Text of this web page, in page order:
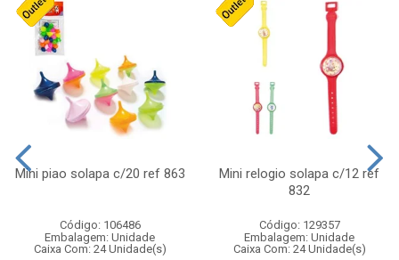
Mini piao solapa c/20 ref 863
Código: 106486
Embalagem: Unidade
Caixa Com: 24 Unidade(s)
Mini relogio solapa c/12 ref
832
Código: 129357
Embalagem: Unidade
Caixa Com: 24 Unidade(s)